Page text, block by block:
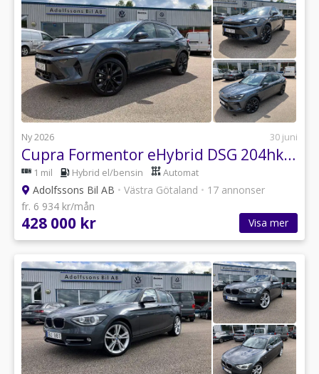
Ny 2026 30 juni
Cupra Formentor eHybrid DSG 204hk Ultimate (Drag/Matrix/DCC/Ny bil
1 mil Hybrid el/bensin Automat
Adolfssons Bil AB • Västra Götaland • 17 annonser
fr. 6 934 kr/mån
428 000 kr Visa mer